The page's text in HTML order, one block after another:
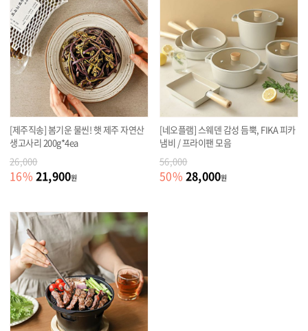
[제주직송] 봄기운 물씬! 햇 제주 자연산
생고사리 200g*4ea
26,000
16% 21,900원
[네오플램] 스웨덴 감성 듬뿍, FIKA 피카
냄비 / 프라이팬 모음
56,000
50% 28,000원